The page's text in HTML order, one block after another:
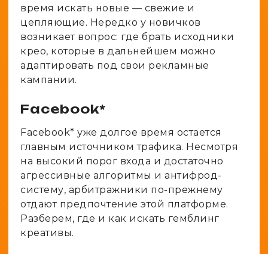
время искать новые — свежие и
цепляющие. Нередко у новичков
возникает вопрос: где брать исходники
крео, которые в дальнейшем можно
адаптировать под свои рекламные
кампании.
Facebook*
Facebook* уже долгое время остается
главным источником трафика. Несмотря
на высокий порог входа и достаточно
агрессивные алгоритмы и антифрод-
систему, арбитражники по-прежнему
отдают предпочтение этой платформе.
Разберем, где и как искать гемблинг
креативы.